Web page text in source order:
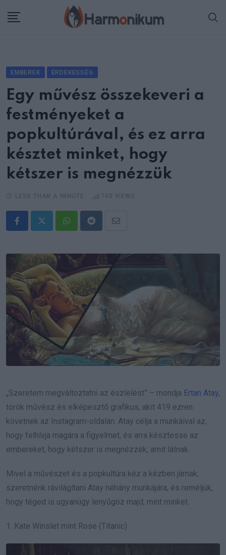
EMBEREK ÉRDEKESSÉG
Egy művész összekeveri a
festményeket a
popkultúrával, és ez arra
késztet minket, hogy
kétszer is megnézzük
WhatsappRedditShare
Email
„Szeretem megváltoztatni az észlelést” – mondja Ertan Atay,
török művész és elképesztő grafikus, akit 419 ezren
követnek az Instagram-oldalán. Atay célja a munkáival az,
hogy felhívja magára a figyelmet, és arra késztesse az
embereket, hogy kétszer is megnézzék, amit látnak.
Mivel a művészet és a popkultúra kéz a kézben járnak,
szeretnénk rávilágítani Atay néhány munkájára, és reméljük,
hogy téged is ugyanúgy lenyűgöz majd, mint minket.
1. Kate Winslet mint Rose (Titanic)